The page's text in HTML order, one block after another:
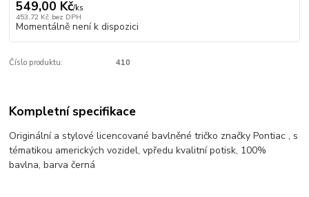
549,00 Kč/ks
453,72 Kč bez DPH
Momentálně není k dispozici
Číslo produktu: 410
Kompletní specifikace
Originální a stylové licencované bavlněné tričko značky Pontiac , s
tématikou amerických vozidel, vpředu kvalitní potisk, 100%
bavlna, barva černá